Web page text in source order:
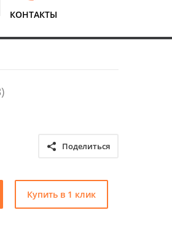
КОНТАКТЫ
Поделиться
Купить в 1 клик